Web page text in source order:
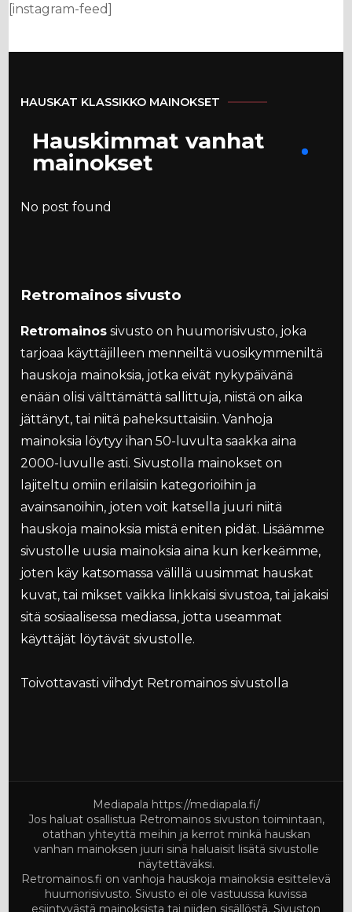
[instagram-feed]
HAUSKAT KLASSIKKO MAINOKSET
Hauskimmat vanhat
mainokset
No post found
Retromainos sivusto
Retromainos sivusto on huumorisivusto, joka
tarjoaa käyttäjilleen menneiltä vuosikymmeniltä
hauskoja mainoksia, jotka eivät nykypäivänä
enään olisi välttämättä sallittuja, niistä on aika
jättänyt, tai niitä paheksuttaisiin. Vanhoja
mainoksia löytyy ihan 50-luvulta saakka aina
2000-luvulle asti. Sivustolla mainokset on
lajiteltu omiin erilaisiin kategorioihin ja
avainsanoihin, joten voit katsella juuri niitä
hauskoja mainoksia mistä eniten pidät. Lisäämme
sivustolle uusia mainoksia aina kun kerkeämme,
joten käy katsomassa välillä uusimmat hauskat
kuvat, tai mikset vaikka linkkaisi sivustoa, tai jakaisi
sitä sosiaalisessa mediassa, jotta useammat
käyttäjät löytävät sivustolle.
Toivottavasti viihdyt Retromainos sivustolla
Mediapala https://mediapala.fi/
Jos haluat osallistua Retromainos sivuston toimintaan,
otathan yhteyttä meihin ja kerrot minkä hauskan
vanhan mainoksen juuri sinä haluaisit lisätä sivustolle
näytettäväksi.
Retromainos.fi on vanhoja hauskoja mainoksia esittelevä
huumorisivusto. Sivusto ei ole vastuussa kuvissa